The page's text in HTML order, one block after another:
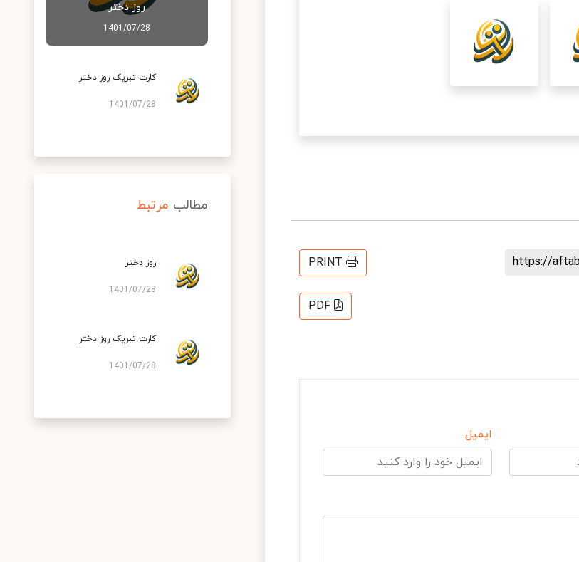
https://
PRINT
PDF
ایمیل
روز دختر
1401/07/28
کارت تبریک روز دختر
1401/07/28
مطالب مرتبط
روز دختر
1401/07/28
کارت تبریک روز دختر
1401/07/28